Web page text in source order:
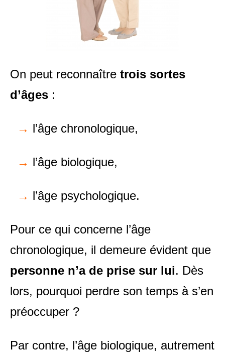
On peut reconnaître trois sortes
d’âges :
→ l’âge chronologique,
→ l’âge biologique,
→ l’âge psychologique.
Pour ce qui concerne l’âge
chronologique, il demeure évident que
personne n’a de prise sur lui. Dès
lors, pourquoi perdre son temps à s’en
préoccuper ?
Par contre, l’âge biologique, autrement